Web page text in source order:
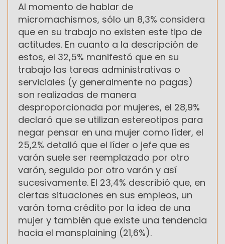
Al momento de hablar de
micromachismos, sólo un 8,3% considera
que en su trabajo no existen este tipo de
actitudes. En cuanto a la descripción de
estos, el 32,5% manifestó que en su
trabajo las tareas administrativas o
serviciales (y generalmente no pagas)
son realizadas de manera
desproporcionada por mujeres, el 28,9%
declaró que se utilizan estereotipos para
negar pensar en una mujer como líder, el
25,2% detalló que el líder o jefe que es
varón suele ser reemplazado por otro
varón, seguido por otro varón y así
sucesivamente. El 23,4% describió que, en
ciertas situaciones en sus empleos, un
varón toma crédito por la idea de una
mujer y también que existe una tendencia
hacia el mansplaining (21,6%).